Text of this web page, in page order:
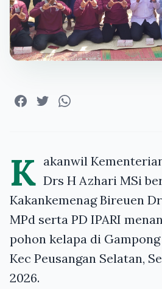
K akanwil
Drs H Azhari MSi
Kakankemenag Bireuen
MPd serta PD IPARI
pohon kelapa di
Kec Peusangan Selatan,
2026.